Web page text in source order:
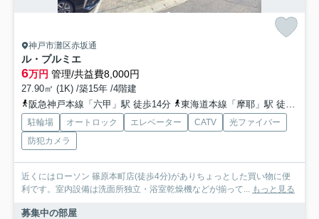
神戸市灘区赤坂通
ル・プルミエ
6万円 管理/共益費8,000円
27.90㎡ (1K) /築15年 /4階建
阪急神戸本線「六甲」駅 徒歩14分
東海道本線「摩耶」駅 徒歩17分
駐輪場 オートロック エレベーター CATV
光ファイバー
防犯カメラ
近くにはローソン 篠原本町店(徒歩4分)がありちょっとした買い物に便
利です。室内設備は洗面所独立・浴室乾燥機などが揃って...
もっと見る
募集中の部屋